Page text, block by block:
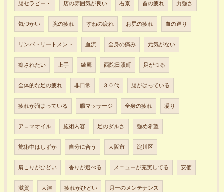
腸セラピー・ 店の雰囲気が良い 右京 首の疲れ 力強さ
気づかい 腕の疲れ すねの疲れ お尻の疲れ 血の巡り
リンパトリートメント 血流 全身の痛み 元気がない
癒されたい 上手 綺麗 西院日照町 足がつる
全体的な足の疲れ 非日常 ３０代 腸がはっている
疲れが溜まっている 腸マッサージ 全身の疲れ 凝り
アロマオイル 施術内容 足のダルさ 強め希望
施術中はしずか 自分に合う 大阪市 淀川区
肩こりがひどい 香りが選べる メニューが充実してる 安価
滋賀 大津 疲れがひどい 月一のメンテナンス